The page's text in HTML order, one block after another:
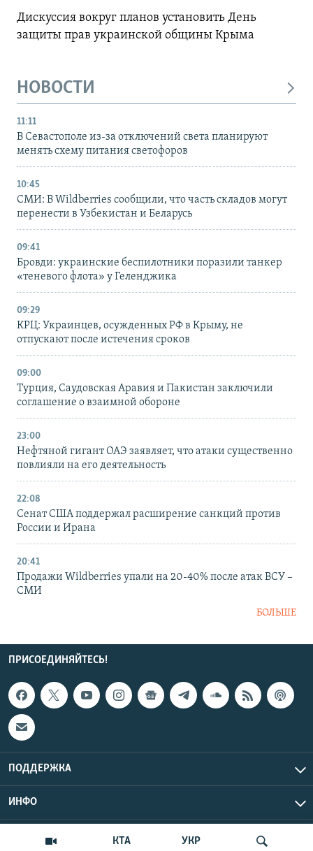
КТА УКР
Дискуссия вокруг планов установить День
защиты прав украинской общины Крыма
НОВОСТИ
11:11
В Севастополе из-за отключений света планируют
менять схему питания светофоров
10:45
СМИ: В Wildberries сообщили, что часть складов могут
перенести в Узбекистан и Беларусь
09:41
Бровди: украинские беспилотники поразили танкер
«теневого флота» у Геленджика
09:29
КРЦ: Украинцев, осужденных РФ в Крыму, не
отпускают после истечения сроков
09:00
Турция, Саудовская Аравия и Пакистан заключили
соглашение о взаимной обороне
23:00
Нефтяной гигант ОАЭ заявляет, что атаки существенно
повлияли на его деятельность
22:08
Сенат США поддержал расширение санкций против
России и Ирана
20:41
Продажи Wildberries упали на 20-40% после атак ВСУ –
СМИ
БОЛЬШЕ
ПРИСОЕДИНЯЙТЕСЬ!
ПОДДЕРЖКА
ИНФО
Copyright Крым.Реалии, 2026 | Все права защищены.
UTC+3